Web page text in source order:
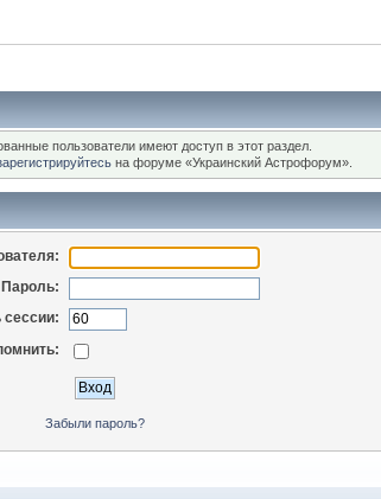
пользователи имеют доступ в этот раздел.
на форуме «Украинский Астрофорум».
Пароль:
сессии:
Забыли пароль?